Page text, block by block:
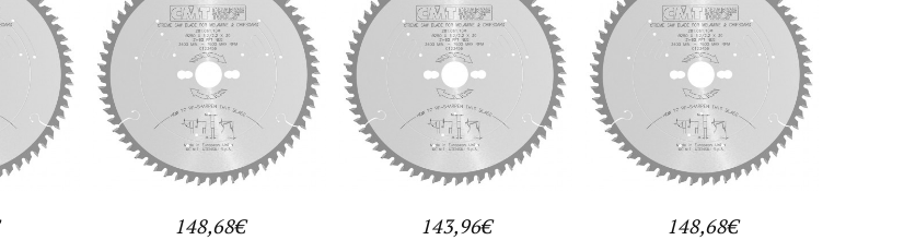
148,68€ 143,96€ 148,68€